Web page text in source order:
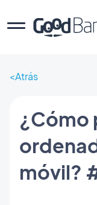
Atrás
¿Cómo
móvil?